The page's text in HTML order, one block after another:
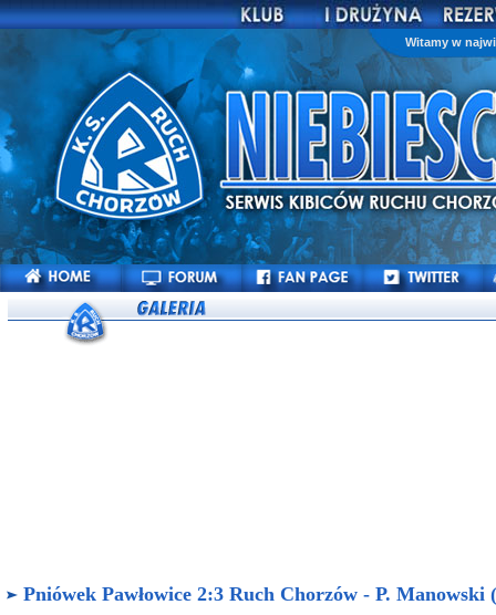
Witamy w
Pniówek Pawłowice 2:3 Ruch Chorzów - P. Manowski